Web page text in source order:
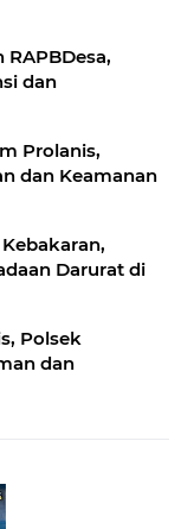
dan
Prolanis,
dan Keamanan
Darurat di
Polsek
dan